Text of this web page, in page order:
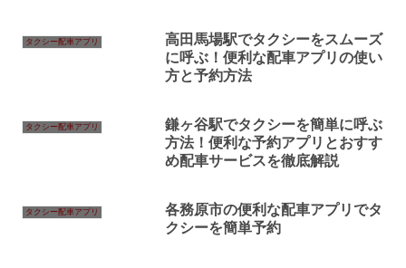
タクシー配車アプリ
高田馬場駅でタクシーをスムーズ
に呼ぶ！便利な配車アプリの使い
方と予約方法
タクシー配車アプリ
鎌ヶ谷駅でタクシーを簡単に呼ぶ
方法！便利な予約アプリとおすす
め配車サービスを徹底解説
タクシー配車アプリ
各務原市の便利な配車アプリでタ
クシーを簡単予約